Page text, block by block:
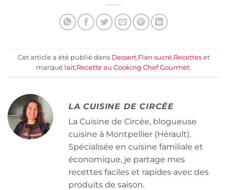
Cet article a été publié dans Dessert,Flan sucré,Recetteset
marqué lait,Recette au Cooking Chef Gourmet.
LA CUISINE DE CIRCÉE
La Cuisine de Circée, blogueuse
cuisine à Montpellier (Hérault).
Spécialisée en cuisine familiale et
économique, je partage mes
recettes faciles et rapides avec des
produits de saison.